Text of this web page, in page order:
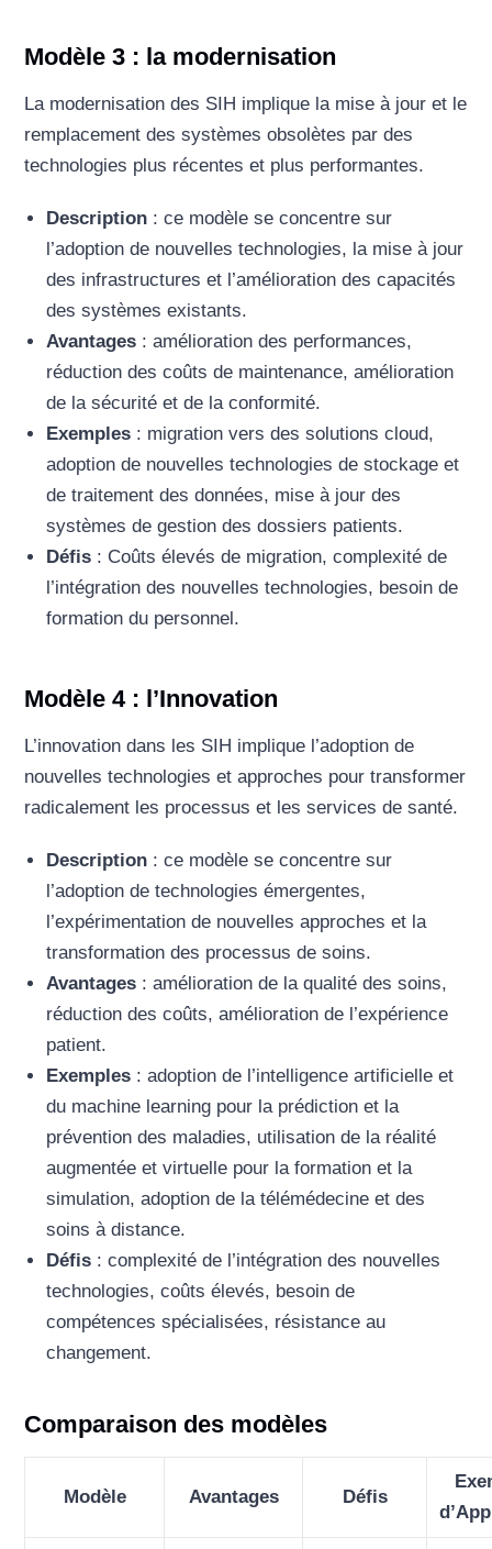
Modèle 3 : la modernisation
La modernisation des SIH implique la mise à jour et le
remplacement des systèmes obsolètes par des
technologies plus récentes et plus performantes.
Description : ce modèle se concentre sur
l’adoption de nouvelles technologies, la mise à jour
des infrastructures et l’amélioration des capacités
des systèmes existants.
Avantages : amélioration des performances,
réduction des coûts de maintenance, amélioration
de la sécurité et de la conformité.
Exemples : migration vers des solutions cloud,
adoption de nouvelles technologies de stockage et
de traitement des données, mise à jour des
systèmes de gestion des dossiers patients.
Défis : Coûts élevés de migration, complexité de
l’intégration des nouvelles technologies, besoin de
formation du personnel.
Modèle 4 : l’Innovation
L’innovation dans les SIH implique l’adoption de
nouvelles technologies et approches pour transformer
radicalement les processus et les services de santé.
Description : ce modèle se concentre sur
l’adoption de technologies émergentes,
l’expérimentation de nouvelles approches et la
transformation des processus de soins.
Avantages : amélioration de la qualité des soins,
réduction des coûts, amélioration de l’expérience
patient.
Exemples : adoption de l’intelligence artificielle et
du machine learning pour la prédiction et la
prévention des maladies, utilisation de la réalité
augmentée et virtuelle pour la formation et la
simulation, adoption de la télémédecine et des
soins à distance.
Défis : complexité de l’intégration des nouvelles
technologies, coûts élevés, besoin de
compétences spécialisées, résistance au
changement.
Comparaison des modèles
Modèle Avantages Défis